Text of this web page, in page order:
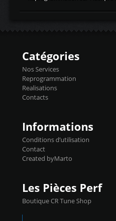
Injecteurs + Flashpro
précise et performante.
basculer de la carto sans plomb
l'aide du flashpro OPTION
Reprog SP 98 sur le
450€ TTC Un gain d'environ
Catégories
Nos Services
Reprogrammation
Realisations
Contacts
Informations
Conditions d’utilisation
Contact
Created byMarto
Les Pièces Perf
Boutique CR Tune Shop